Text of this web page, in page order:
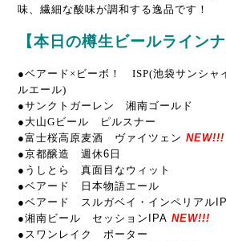
味、繊細な酸味が調和する逸品です！
【本日の樽生ビールラインナ
●ベアード×ビーボ！ ISP(池袋サンシャ
ルエール)
●サンクトガーレン 湘南ゴールド
●大山Gビール ピルスナー
●富士桜高原麦酒 ヴァイツェン NEW!!!
●京都醸造 週休6日
●うしとら 真面目なウィット
●ベアード 日本物語エール
●ベアード スルガベイ・インペリアル
●湘南ビール セッションIPA NEW!!!
●スワンレイク ポーター